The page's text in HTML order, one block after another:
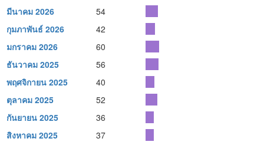
มีนาคม 2026
54
กุมภาพันธ์ 2026
42
มกราคม 2026
60
ธันวาคม 2025
56
พฤศจิกายน 2025
40
ตุลาคม 2025
52
กันยายน 2025
36
สิงหาคม 2025
37